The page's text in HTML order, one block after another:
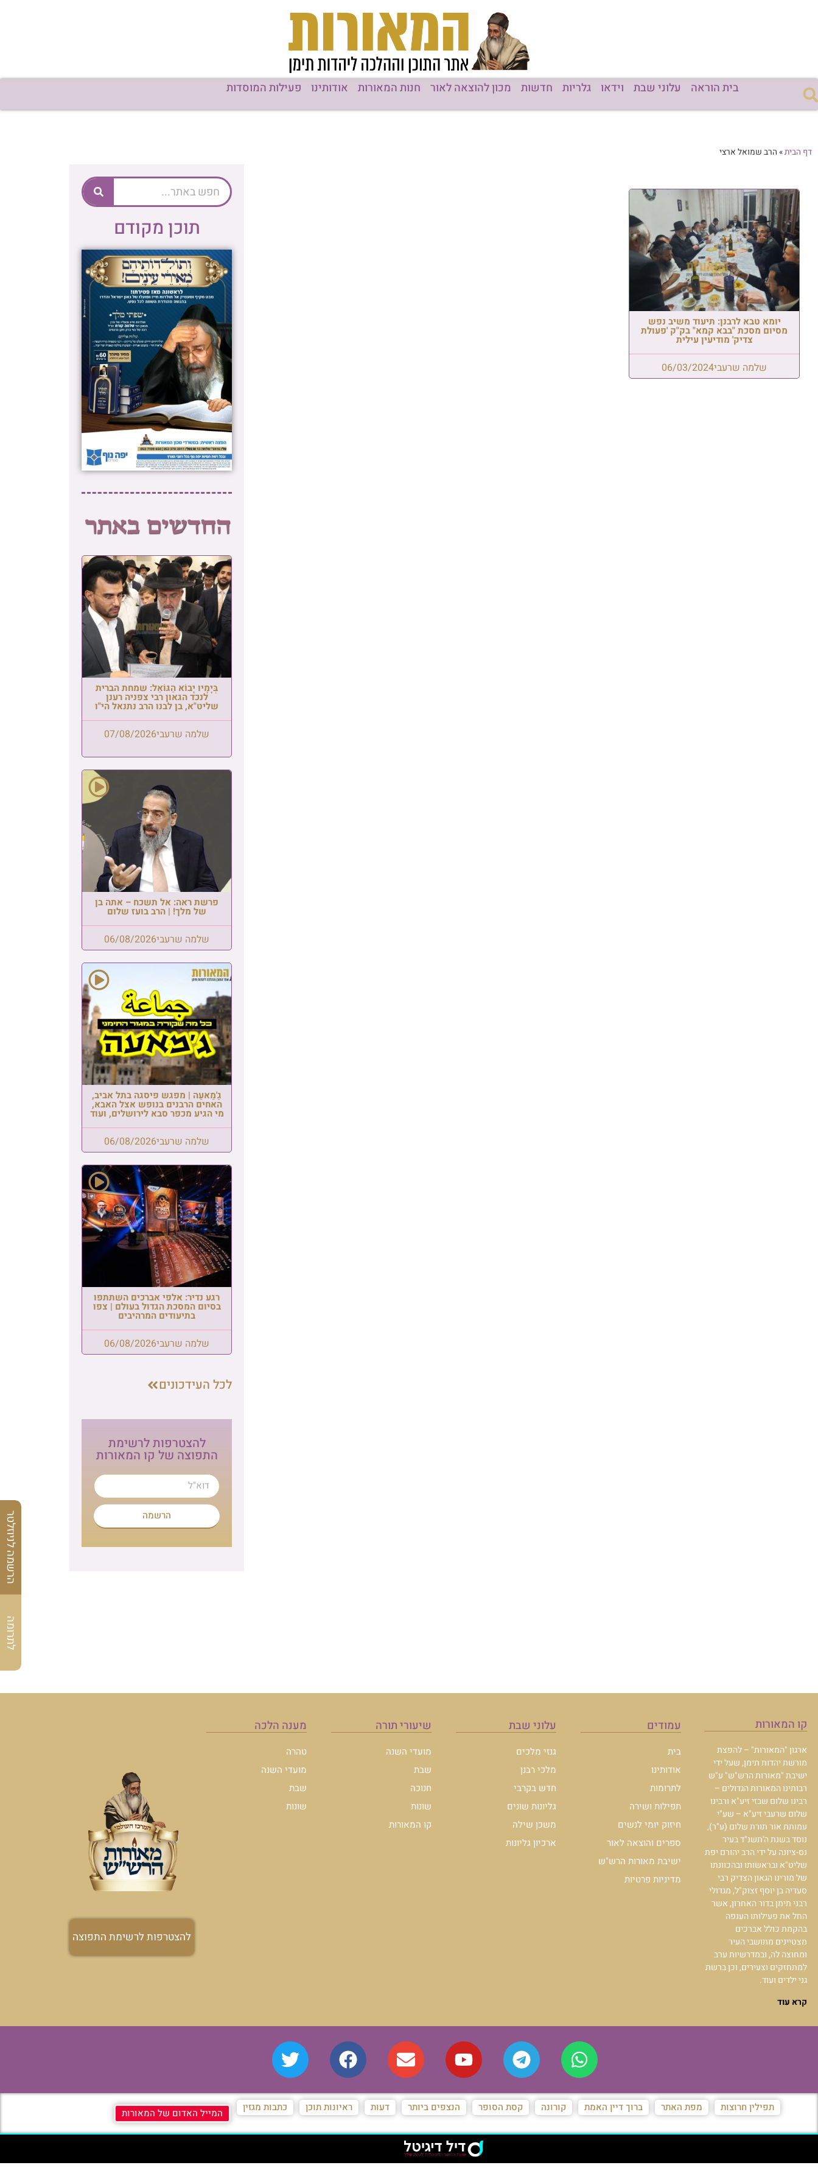
בית הוראה עלוני שבת וידאו גלריות חדשות מכון להוצאה לאור חנות המאורות אודותינו פעילות המוסדות
דף הבית» הרב שמואל ארצי
יומא טבא לרבנן: תיעוד משיב נפש
מסיום מסכת "בבא קמא" בק"ק 'פעולת
צדיק' מודיעין עילית
שלמה שרעבי06/03/2024
תוכן מקודם
בְּיָמָיו יָבוֹא הַגּוֹאֵל: שמחת הברית
לנכד הגאון רבי צפניה רענן
שליט"א, בן לבנו הרב נתנאל הי"ו
שלמה שרעבי07/08/2026
פרשת ראה: אל תשכח – אתה בן
של מלך! | הרב בועז שלום
שלמה שרעבי06/08/2026
גַ'מַאעַה | מפגש פיסגה בתל אביב,
האחים הרבנים בנופש אצל האבא,
מי הגיע מכפר סבא לירושלים, ועוד
שלמה שרעבי06/08/2026
רגע נדיר: אלפי אברכים השתתפו
בסיום המסכת הגדול בעולם | צפו
בתיעודים המרהיבים
שלמה שרעבי06/08/2026
לכל העידכונים
להצטרפות לרשימת
התפוצה של קו המאורות
הרשמה
קו המאורות
ארגון "המאורות" – להפצת
מורשת יהדות תימן, שעל ידי
ישיבת "מאורות הרש"ש" ע"ש
רבותינו המאורות הגדולים –
רבינו שלום שבזי זיע"א ורבינו
שלום שרעבי זיע"א – שע"י
עמותת אור תורת שלום (ע"ר),
נוסד בשנת ה'תשנ"ד בעיר
נס-ציונה על ידי הרב יהורם יפת
שליט"א ובראשותו ובהכוונתו
של מורינו הגאון הצדיק רבי
סעדיה בן יוסף זצוק"ל, מגדולי
רבני תימן בדור האחרון, אשר
החל את פעילותו הענפה
בהקמת כולל אברכים
מצטיינים מתושבי העיר
ומחוצה לה, ובמדרשיות ערב
למתחזקים וצעירים, וכן ברשת
גני ילדים ועוד.
קרא עוד
עמודים
בית
אודותינו
לתרומות
תפילות ושירה
חיזוק יומי לנשים
ספרים והוצאה לאור
ישיבת מאורות הרש"ש
מדיניות פרטיות
עלוני שבת
גנזי מלכים
מלכי רבנן
חדש בקרבי
גליונות שונים
משכן שילה
ארכיון גליונות
שיעורי תורה
מועדי השנה
שבת
חנוכה
שונות
קו המאורות
מענה הלכה
טהרה
מועדי השנה
שבת
שונות
להצטרפות לרשימת התפוצה
הרשמה לניוזלטר
לתרומה
תפילין חרוצות מפת האתר ברוך דיין האמת קורונה קסת הסופר הנצפים ביותר דעות ראיונות תוכן כתבות מגזין המייל האדום של המאורות